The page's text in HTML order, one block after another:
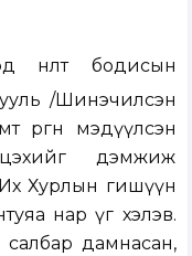
нөлөөт бодисын
/Шинэчилсэн
өргөн мэдүүлсэн
дэмжиж
Хурлын гишүүн
нар үг хэлэв.
дамнасан,